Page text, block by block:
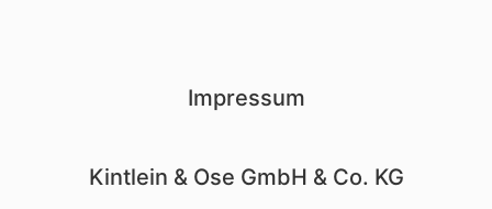
Impressum
Kintlein & Ose GmbH & Co. KG